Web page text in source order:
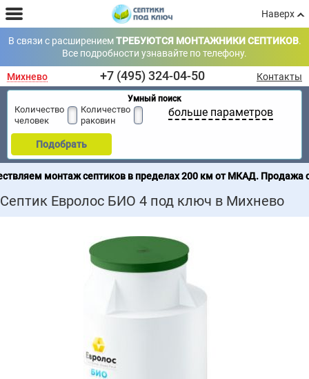
Наверх
В связи с расширениемТРЕБУЮТСЯ МОНТАЖНИКИ СЕПТИКОВ.
Все подробности узнавайте по телефону.
Михнево +7 (495) 324-04-50 Контакты
Умный поиск
Количество
человек
Количество
раковин
больше параметров
Подобрать
в пределах 200 км от МКАД. Продажа септиков по всей
Септик Евролос БИО 4 под ключ в Михнево